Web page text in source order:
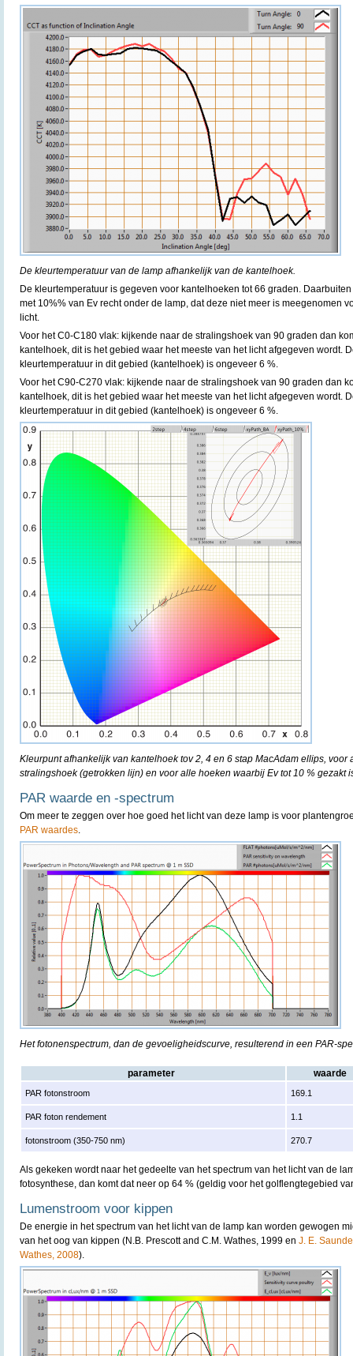
De kleurtemperatuur van de lamp afhankelijk van de kantelhoek.
De kleurtemperatuur is gegeven voor kantelhoeken tot 66 graden.
met 10%% van Ev recht onder de lamp, dat deze niet meer is meegenomen
licht.
Voor het C0-C180 vlak: kijkende naar de stralingshoek van 90 graden dan
kantelhoek, dit is het gebied waar het meeste van het licht afgegeven wordt.
kleurtemperatuur in dit gebied (kantelhoek) is ongeveer 6 %.
Voor het C90-C270 vlak: kijkende naar de stralingshoek van 90 graden dan
kantelhoek, dit is het gebied waar het meeste van het licht afgegeven wordt.
kleurtemperatuur in dit gebied (kantelhoek) is ongeveer 6 %.
Kleurpunt afhankelijk van kantelhoek tov 2, 4 en 6 stap MacAdam ellips, voor
stralingshoek (getrokken lijn) en voor alle hoeken waarbij Ev tot 10 % gezakt
PAR waarde en -spectrum
Om meer te zeggen over hoe goed het licht van deze lamp is voor
PAR waardes.
Het fotonenspectrum, dan de gevoeligheidscurve, resulterend in een PAR-
parameter waarde
PAR fotonstroom 169.1
PAR foton rendement 1.1
fotonstroom (350-750 nm) 270.7
Als gekeken wordt naar het gedeelte van het spectrum van het licht van de
fotosynthese, dan komt dat neer op 64 % (geldig voor het golflengtegebied
Lumenstroom voor kippen
De energie in het spectrum van het licht van de lamp kan worden gewogen
van het oog van kippen (N.B. Prescott and C.M. Wathes, 1999 en J. E.
Wathes, 2008).